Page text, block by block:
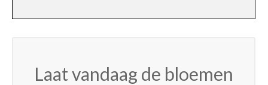
Laat vandaag de bloemen